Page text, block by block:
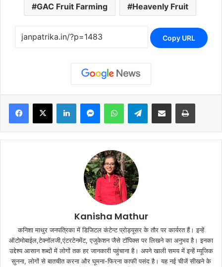
GAC Fruit Farming Heavenly Fruit
Copy URL
Facebook
X LinkedInMessengerWhatsAppTelegramShare via Email Print
Kanisha Mathur
कनिशा माथुर जनपत्रिका में डिजिटल कंटेन्ट प्रोड्यूसर के तौर पर कार्यरत हैं। इन्हें
ऑटोमोबाईल,टेक्नॉलजी,एंटरटेनमेंट, एजुकेशन जैसे टॉपिक्स पर लिखने का अनुभव है। इनका
उद्देश्य आसान शब्दों में लोगों तक हर जानकारी पहुंचाना है। अपने खाली समय में इन्हें म्यूजिक
सुनना, लोगों से बातचीत करना और घूमना-फिरना काफी पसंद है। यह नई चीजें सीखने के